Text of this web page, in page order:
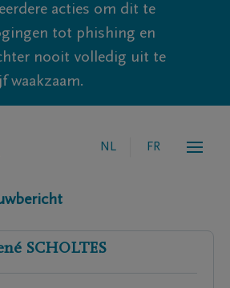
acties om dit te
tot phishing en
nooit volledig uit te
waakzaam.
NL FR
SCHOLTES